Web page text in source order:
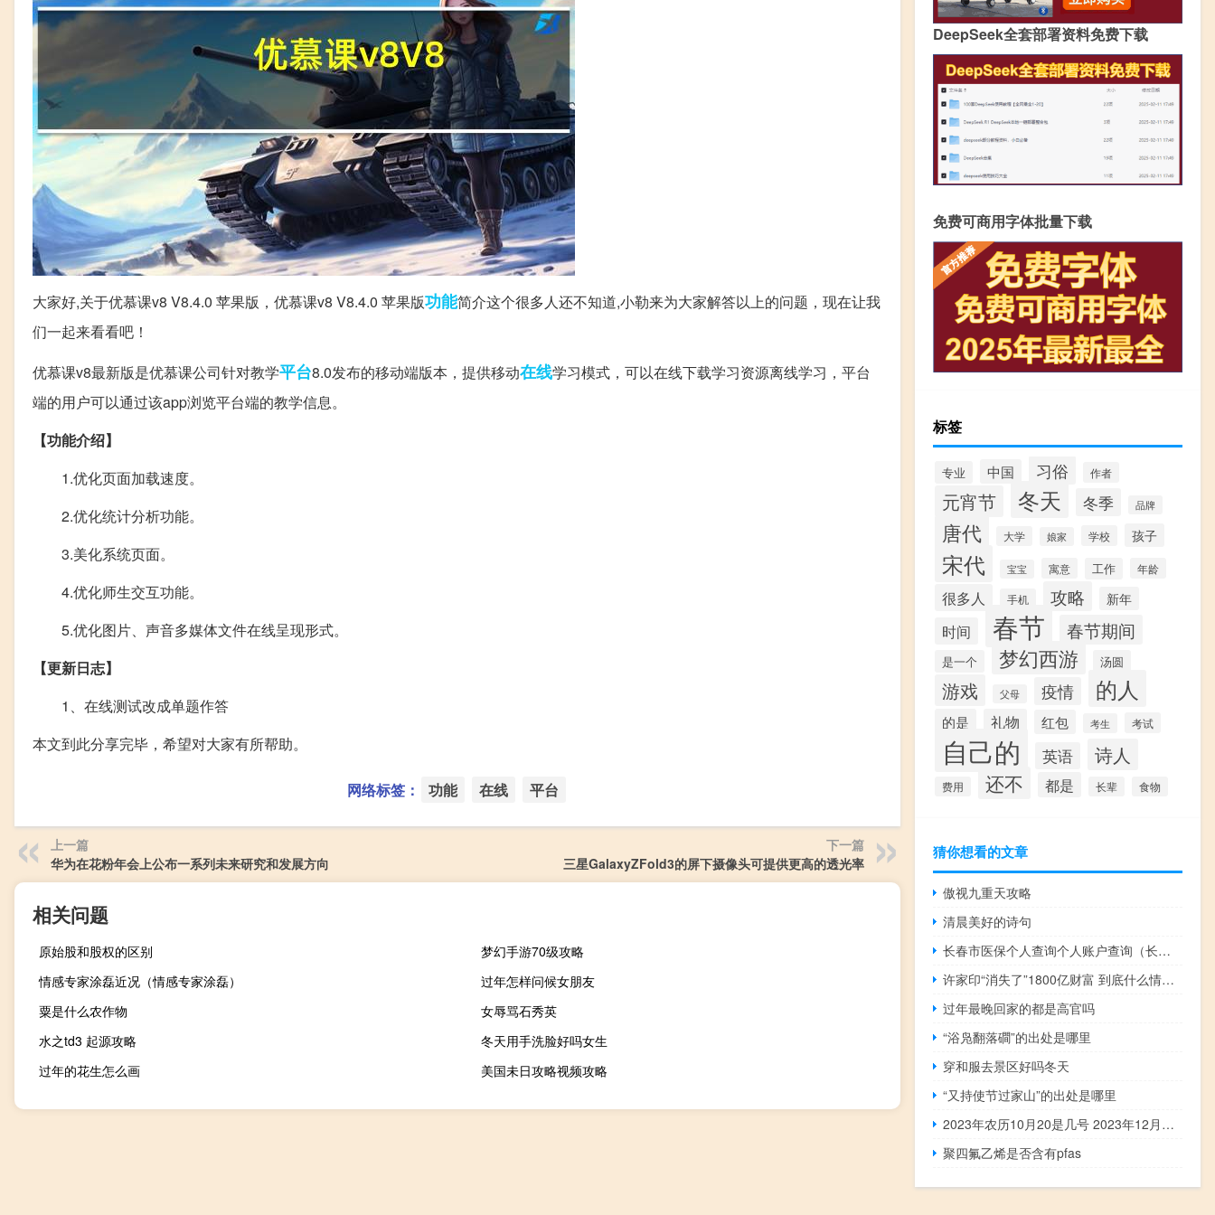
大家好,关于优慕课v8 V8.4.0 苹果版，优慕课v8 V8.4.0 苹果版功能简介这个很多人还不知道,小勒来为大家解答以上的问题，现在让我
们一起来看看吧！
优慕课v8最新版是优慕课公司针对教学平台8.0发布的移动端版本，提供移动在线学习模式，可以在线下载学习资源离线学习，平台
端的用户可以通过该app浏览平台端的教学信息。
【功能介绍】
1.优化页面加载速度。
2.优化统计分析功能。
3.美化系统页面。
4.优化师生交互功能。
5.优化图片、声音多媒体文件在线呈现形式。
【更新日志】
1、在线测试改成单题作答
本文到此分享完毕，希望对大家有所帮助。
网络标签： 功能 在线 平台
上一篇
华为在花粉年会上公布一系列未来研究和发展方向
下一篇
三星GalaxyZFold3的屏下摄像头可提供更高的透光率
相关问题
原始股和股权的区别
梦幻手游70级攻略
情感专家涂磊近况（情感专家涂磊）
过年怎样问候女朋友
粟是什么农作物
女辱骂石秀英
水之td3 起源攻略
冬天用手洗脸好吗女生
过年的花生怎么画
美国未日攻略视频攻略
DeepSeek全套部署资料免费下载
免费可商用字体批量下载
标签
专业 中国 习俗 作者
元宵节 冬天 冬季 品牌
唐代 大学 娘家 学校 孩子
宋代 宝宝 寓意 工作 年龄
很多人 手机 攻略 新年
时间 春节 春节期间
是一个 梦幻西游 汤圆
游戏 父母 疫情 的人
的是 礼物 红包 考生 考试
自己的 英语 诗人
费用 还不 都是 长辈 食物
猜你想看的文章
傲视九重天攻略
清晨美好的诗句
长春市医保个人查询个人账户查询（长春市医保网个人查询）
许家印“消失了”1800亿财富 到底什么情况嘞
过年最晚回家的都是高官吗
“浴凫翻落磵”的出处是哪里
穿和服去景区好吗冬天
“又持使节过家山”的出处是哪里
2023年农历10月20是几号 2023年12月入宅最旺日子
聚四氟乙烯是否含有pfas